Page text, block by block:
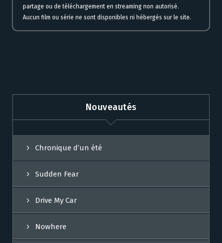
partage ou de téléchargement en streaming non autorisé.
Aucun film ou série ne sont disponibles ni hébergés sur le site.
Nouveautés
Chronique d’un été
Sudden Fear
Drive My Car
Nowhere